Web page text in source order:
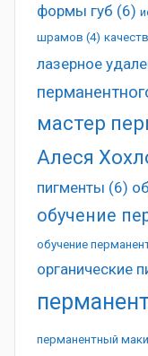
формы губ (6)
шрамов (4)
лазерное
мастер
Алеся
пигменты (6)
обучение
обучение
органические
перманентный